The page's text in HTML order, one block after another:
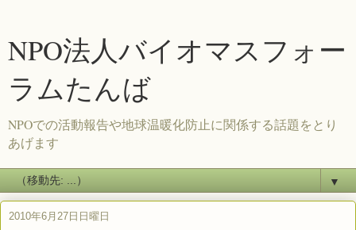
NPO法人バイオマスフォー
ラムたんば
NPOでの活動報告や地球温暖化防止に関係する話題をとり
あげます
▼
2010年6月27日日曜日